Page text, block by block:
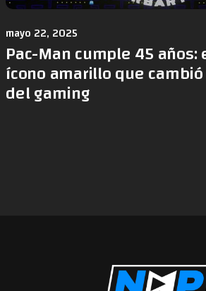
mayo 22, 2025
Pac-Man cumple 45
ícono amarillo que
del gaming